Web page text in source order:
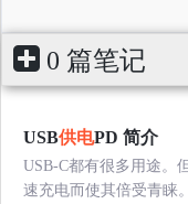
0 篇笔记
USB供电PD 简介
USB-C都有很多用途。
速充电而使其倍受青睐